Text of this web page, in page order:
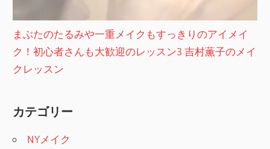
まぶたのたるみや一重メイクもすっきりのアイメイ
ク！初心者さんも大歓迎のレッスン3 吉村薫子のメイ
クレッスン
カテゴリー
NYメイク